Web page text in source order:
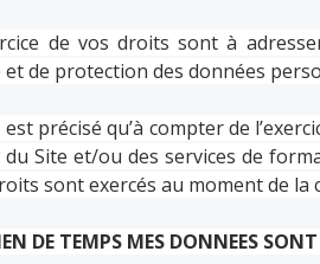
de vos droits sont à
de protection des données
précisé qu’à compter de
Site et/ou des services de
sont exercés au moment de
DE TEMPS MES DONNEES SONT